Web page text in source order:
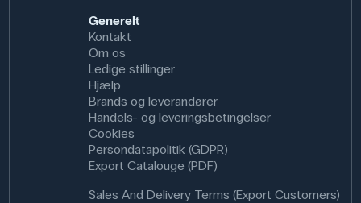
Generelt
Kontakt
Om os
Ledige stillinger
Hjælp
Brands og leverandører
Handels- og leveringsbetingelser
Cookies
Persondatapolitik (GDPR)
Export Catalouge (PDF)
Sales And Delivery Terms (Export Customers)